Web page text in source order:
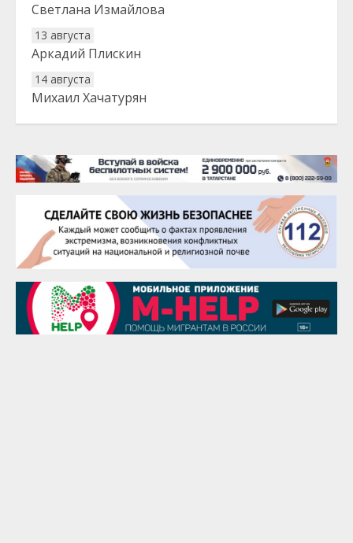
Светлана Измайлова
13 августа
Аркадий Плискин
14 августа
Михаил Хачатурян
20 августа
22 августа
Евгений Ефимов
25 августа
Сэсэгма Бубеева
28 августа
Чингиз Мустафаев
29 августа
Надежда Рослова